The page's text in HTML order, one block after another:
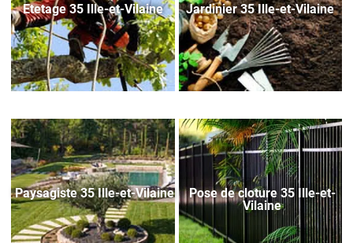
Etetage 35 Ille-et-Vilaine Jardinier 35 Ille-et-Vilaine
Paysagiste 35 Ille-et-Vilaine
Pose de cloture 35 Ille-et-
Vilaine